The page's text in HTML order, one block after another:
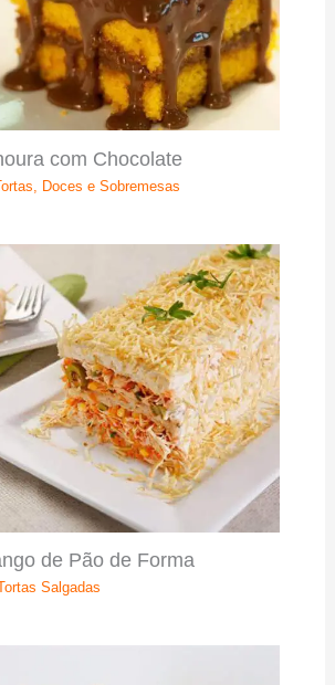
com Chocolate
, Doces e Sobremesas
de Pão de Forma
Salgadas